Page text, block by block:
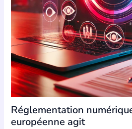
Réglementation
européenne agit